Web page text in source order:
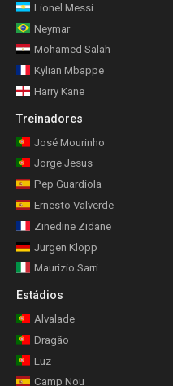
Lionel Messi
Neymar
Mohamed Salah
Kylian Mbappe
Harry Kane
Treinadores
José Mourinho
Jorge Jesus
Pep Guardiola
Ernesto Valverde
Zinedine Zidane
Jurgen Klopp
Maurizio Sarri
Estádios
Alvalade
Dragão
Luz
Camp Nou